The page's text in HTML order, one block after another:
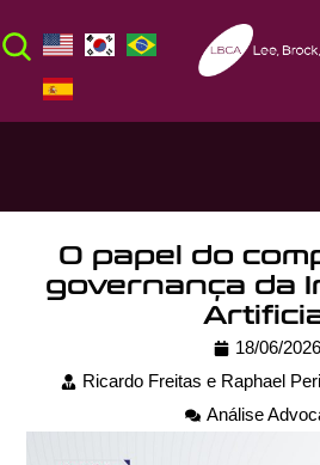
O papel do
governança da
18/06/2026
Ricardo Freitas e Raphael
Análise